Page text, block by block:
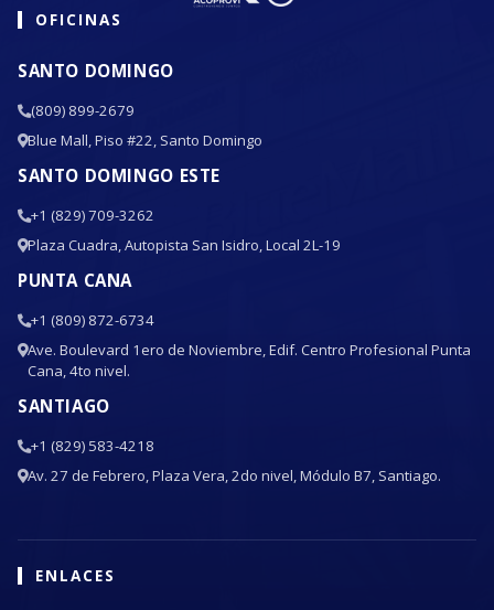
OFICINAS
SANTO DOMINGO
(809) 899-2679
Blue Mall, Piso #22, Santo Domingo
SANTO DOMINGO ESTE
+1 (829) 709-3262
Plaza Cuadra, Autopista San Isidro, Local 2L-19
PUNTA CANA
+1 (809) 872-6734
Ave. Boulevard 1ero de Noviembre, Edif. Centro Profesional Punta
Cana, 4to nivel.
SANTIAGO
+1 (829) 583-4218
Av. 27 de Febrero, Plaza Vera, 2do nivel, Módulo B7, Santiago.
ENLACES